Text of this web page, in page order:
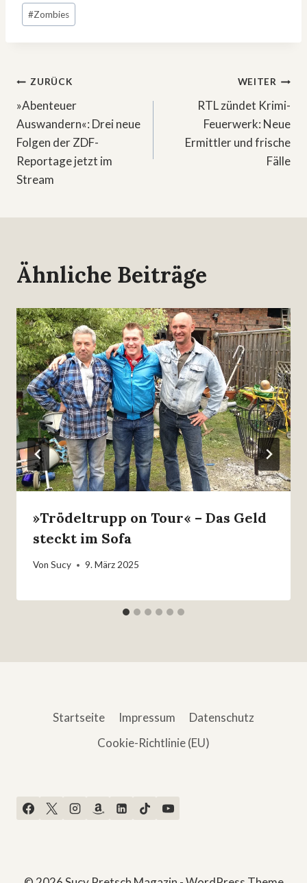
#Zombies
Beitragsnavigation
ZURÜCK
»Abenteuer
Auswandern«: Drei neue
Folgen der ZDF-
Reportage jetzt im
Stream
WEITER
RTL zündet Krimi-
Feuerwerk: Neue
Ermittler und frische
Fälle
Ähnliche Beiträge
»Trödeltrupp on Tour« – Das Geld
steckt im Sofa
Von Sucy 9. März 2025
Startseite Impressum
Datenschutz
Cookie-Richtlinie (EU)